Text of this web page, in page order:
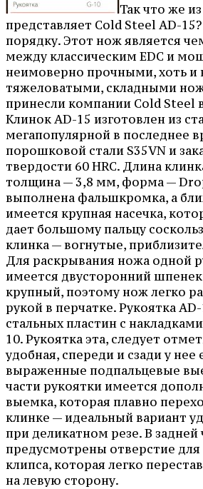
Так что же
представляет Cold Steel AD-
порядку. Этот нож является
между классическим EDC и
неимоверно прочными, хоть и
тяжеловатыми, складными
принесли компании Cold Steel
Клинок AD-15 изготовлен из
мегапопулярной в последнее
порошковой стали S35VN и
твердости 60 HRC. Длина
толщина — 3,8 мм, форма —
выполнена фальшкромка, а
имеется крупная насечка,
дает большому пальцу
клинка — вогнутые,
Для раскрывания ножа одной
имеется двусторонний
крупный, поэтому нож легко
рукой в перчатке. Рукоятка
стальных пластин с
10. Рукоятка эта, следует
удобная, спереди и сзади у нее
выраженные подпальцевые
части рукоятки имеется
выемка, которая плавно
клинке — идеальный вариант
при деликатном резе. В задней
предусмотрены отверстие для
клипса, которая легко
на левую сторону.